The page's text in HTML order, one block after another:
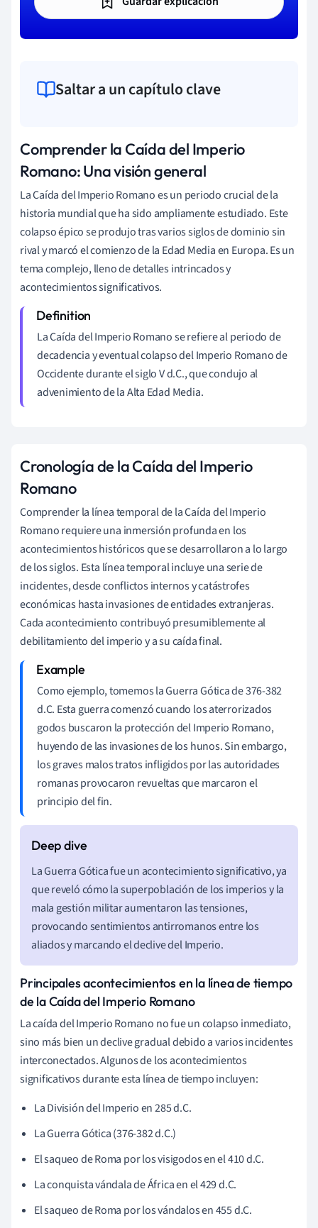
Saltar a un capítulo clave
Comprender la Caída del Imperio
Romano: Una visión general
La Caída del Imperio Romano es un periodo crucial de la
historia mundial que ha sido ampliamente estudiado. Este
colapso épico se produjo tras varios siglos de dominio sin
rival y marcó el comienzo de la Edad Media en Europa. Es un
tema complejo, lleno de detalles intrincados y
acontecimientos significativos.
La Caída del Imperio Romano se refiere al periodo de
decadencia y eventual colapso del Imperio Romano de
Occidente durante el siglo V d.C., que condujo al
advenimiento de la Alta Edad Media.
Cronología de la Caída del Imperio
Romano
Comprender la línea temporal de la Caída del Imperio
Romano requiere una inmersión profunda en los
acontecimientos históricos que se desarrollaron a lo largo
de los siglos. Esta línea temporal incluye una serie de
incidentes, desde conflictos internos y catástrofes
económicas hasta invasiones de entidades extranjeras.
Cada acontecimiento contribuyó presumiblemente al
debilitamiento del imperio y a su caída final.
Como ejemplo, tomemos la Guerra Gótica de 376-382
d.C. Esta guerra comenzó cuando los aterrorizados
godos buscaron la protección del Imperio Romano,
huyendo de las invasiones de los hunos. Sin embargo,
los graves malos tratos infligidos por las autoridades
romanas provocaron revueltas que marcaron el
principio del fin.
La Guerra Gótica fue un acontecimiento significativo, ya
que reveló cómo la superpoblación de los imperios y la
mala gestión militar aumentaron las tensiones,
provocando sentimientos antirromanos entre los
aliados y marcando el declive del Imperio.
Principales acontecimientos en la línea de tiempo
de la Caída del Imperio Romano
La caída del Imperio Romano no fue un colapso inmediato,
sino más bien un declive gradual debido a varios incidentes
interconectados. Algunos de los acontecimientos
significativos durante esta línea de tiempo incluyen:
La División del Imperio en 285 d.C.
La Guerra Gótica (376-382 d.C.)
El saqueo de Roma por los visigodos en el 410 d.C.
La conquista vándala de África en el 429 d.C.
El saqueo de Roma por los vándalos en 455 d.C.